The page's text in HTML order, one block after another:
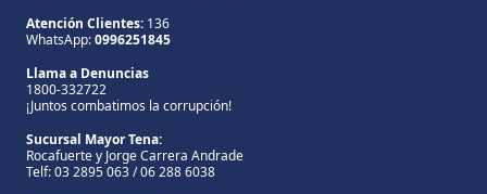
Atención Clientes: 136
WhatsApp:0996251845
Llama a Denuncias
1800-332722
¡Juntos combatimos la corrupción!
Sucursal Mayor Tena:
Rocafuerte y Jorge Carrera Andrade
Telf: 03 2895 063 / 06 288 6038